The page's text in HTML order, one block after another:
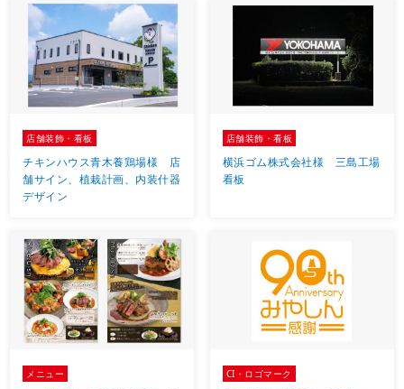
店舗装飾・看板
チキンハウス青木養鶏場様 店
舗サイン、植栽計画、内装什器
デザイン
店舗装飾・看板
横浜ゴム株式会社様 三島工場
看板
メニュー CI・ロゴマーク